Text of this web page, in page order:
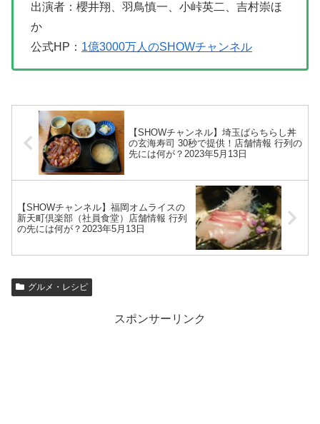
出演者：櫻井翔、羽鳥慎一、小峠英二、吉村崇ほ
か
公式HP： 1億3000万人のSHOWチャンネル
【SHOWチャンネル】埼玉ばらちらし丼
の玄海寿司 30秒で提供！店舗情報 行列の
先には何が？2023年5月13日
【SHOWチャンネル】福岡オムライスの
新天町倶楽部（社員食堂）店舗情報 行列
の先には何が？2023年5月13日
グルメ・レシピ
スポンサーリンク